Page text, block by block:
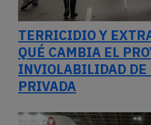
TERRICIDIO Y
QUÉ CAMBIA EL
INVIOLABILIDAD DE
PRIVADA